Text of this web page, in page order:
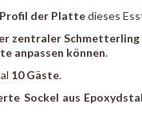
der Plattedieses
zentraler Schmetterling
anpassen können.
10 Gäste.
Sockel aus